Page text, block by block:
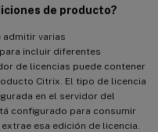
de producto?
admitir varias
incluir diferentes
de licencias puede contener
Citrix. El tipo de licencia
en el servidor del
configurado para consumir
esa edición de licencia.